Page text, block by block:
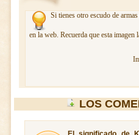
Si tienes otro escudo de
en la web. Recuerda que esta
LOS